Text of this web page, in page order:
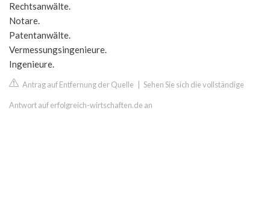
Rechtsanwälte.
Notare.
Patentanwälte.
Vermessungsingenieure.
Ingenieure.
Antrag auf Entfernung der Quelle Sehen Sie sich die vollständige
Antwort auf erfolgreich-wirtschaften.de an